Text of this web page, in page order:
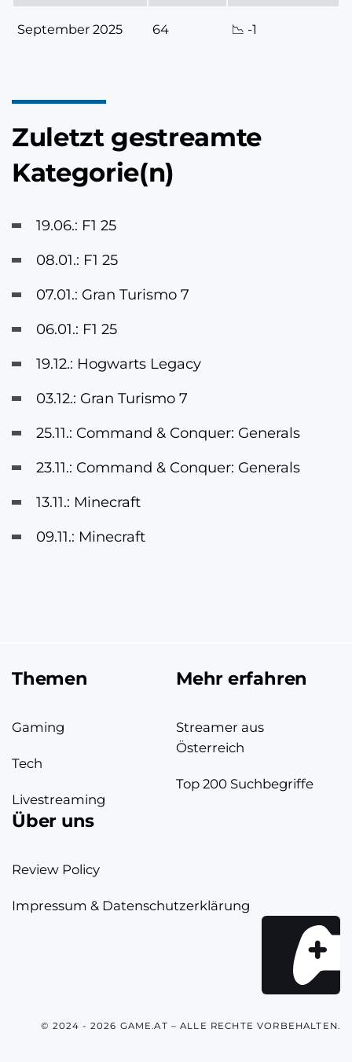
September 2025 64 📉 -1
Zuletzt gestreamte
Kategorie(n)
19.06.: F1 25
08.01.: F1 25
07.01.: Gran Turismo 7
06.01.: F1 25
19.12.: Hogwarts Legacy
03.12.: Gran Turismo 7
25.11.: Command & Conquer: Generals
23.11.: Command & Conquer: Generals
13.11.: Minecraft
09.11.: Minecraft
Themen
Gaming
Tech
Livestreaming
Mehr erfahren
Streamer aus
Österreich
Top 200 Suchbegriffe
Über uns
Review Policy
Impressum & Datenschutzerklärung
© 2024 - 2026 GAME.AT – ALLE RECHTE VORBEHALTEN.